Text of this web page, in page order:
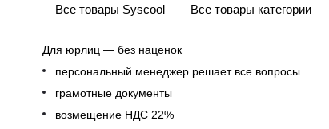
Все товары Syscool Все товары категории
Для юрлиц — без наценок
персональный менеджер решает все вопросы
грамотные документы
возмещение НДС 22%